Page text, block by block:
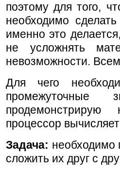
поэтому для того,
необходимо
именно это
не усложнять
невозможности.
Для чего
промежуточные
процессор
Задача: необходимо
сложить их друг с